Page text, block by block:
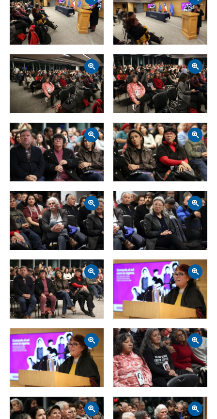
Zoom Zoom
Zoom Zoom
Zoom Zoom
Zoom Zoom
Zoom Zoom
Zoom Zoom